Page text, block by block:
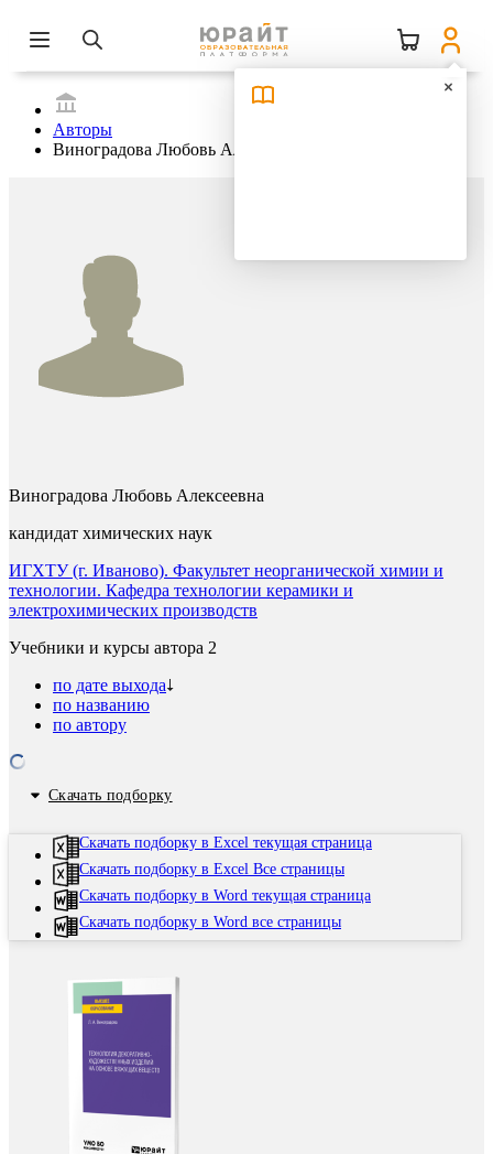
Авторы
Виноградова Любовь Алексеевна
Виноградова Любовь Алексеевна
кандидат химических наук
ИГХТУ (г. Иваново). Факультет неорганической химии и
технологии. Кафедра технологии керамики и
электрохимических производств
Учебники и курсы автора 2
по дате выхода
по названию
по автору
Скачать подборку
Скачать подборку в Excel текущая страница
Скачать подборку в Excel Все страницы
Скачать подборку в Word текущая страница
Скачать подборку в Word все страницы